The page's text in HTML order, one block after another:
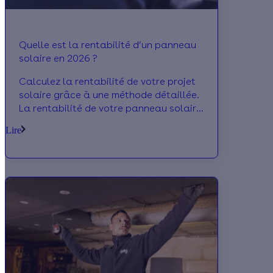
Quelle est la rentabilité d’un panneau
solaire en 2026 ?
Calculez la rentabilité de votre projet
solaire grâce à une méthode détaillée.
La rentabilité de votre panneau solaire
Lire